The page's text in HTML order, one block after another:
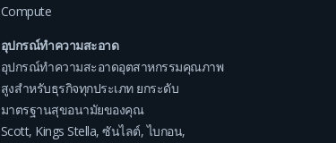
Compute
อุปกรณ์ทำความสะอาด
อุปกรณ์ทำความสะอาดอุตสาหกรรมคุณภาพ
สูงสำหรับธุรกิจทุกประเภท ยกระดับ
มาตรฐานสุขอนามัยของคุณ
Scott, Kings Stella, ซันไลต์,ไบกอน,